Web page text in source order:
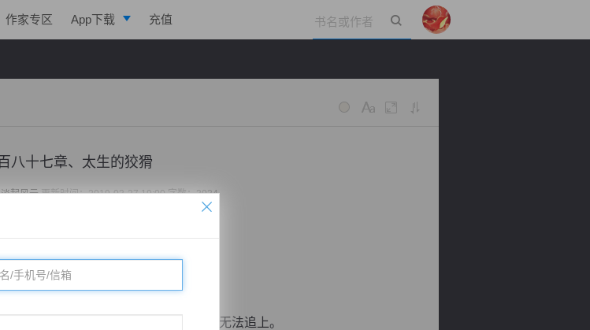
作家专区 App下载 充值
八十七章、太生的狡猾
淡起风云更新时间：2019-03-27 19:00 字数：3034
然让他气喘吁吁，使出吃奶的劲也无法追上。